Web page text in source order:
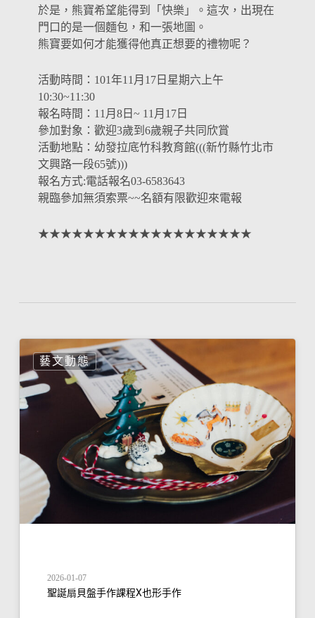
於是，熊寶希望能得到「快樂」。這次，出現在
門口的是一個麵包，和一張地圖。
熊寶要如何才能獲得他真正想要的禮物呢？
活動時間：101年11月17日星期六上午
10:30~11:30
報名時間：11月8日~ 11月17日
參加對象：歡迎3歲到6歲親子共同欣賞
活動地點：幼發拉底竹科教育館(((新竹縣竹北市
文興路一段65號)))
報名方式:電話報名03-6583643
親臨參加無須索票~~名額有限歡迎來電報
★★★★★★★★★★★★★★★★★★★
藝文動態
2026-01-07
聖誕扇貝盤手作課程X也形手作